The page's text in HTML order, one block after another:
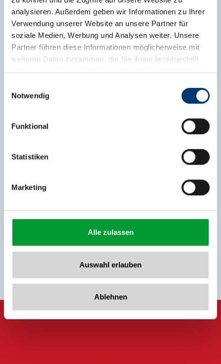
analysieren. Außerdem geben wir Informationen zu Ihrer
Verwendung unserer Website an unsere Partner für
soziale Medien, Werbung und Analysen weiter. Unsere
Partner führen diese Informationen möglicherweise mit
weiteren Daten zusammen, die Sie ihnen bereitgestellt
haben oder die sie im Rahmen Ihrer Nutzung der Dienste
Rohr 23// A-6280 Zell am Ziller
www.zillertalarena.com
Notwendig
Funktional
Statistiken
Marketing
Alle zulassen
Auswahl erlauben
Ablehnen
Sign up for the newsletter now!